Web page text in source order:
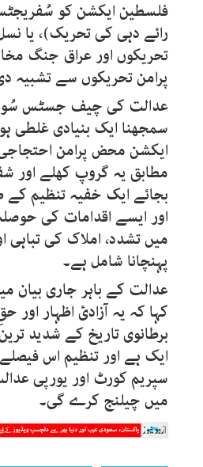
فلسطین ایکشن کو
رائے دہی کی تحریک)، یا
تحریکوں اور عراق جنگ
پرامن تحریکوں سے تشبیہ
عدالت کی چیف جسٹس سُو
سمجھنا ایک بنیادی غلطی
ایکشن محض پرامن
مطابق یہ گروپ کھلے اور
بجائے ایک خفیہ تنظیم کے
اور ایسے اقدامات کی
میں تشدد، املاک کی تباہی
پہنچانا شامل ہے۔
عدالت کے باہر جاری بیان
کہا کہ یہ آزادیٔ اظہار اور
برطانوی تاریخ کے شدید
ایک ہے اور تنظیم اس
سپریم کورٹ اور یورپی
میں چیلنج کرے گی۔